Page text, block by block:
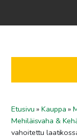
Jälleenmyyjät
Yritys
Etusivu »Kauppa »
Mehiläisvaha &
vahoitettu